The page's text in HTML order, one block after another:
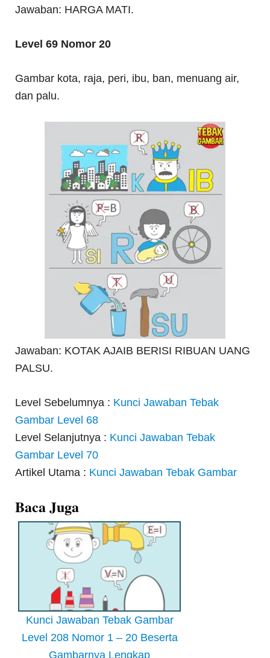
Jawaban: HARGA MATI.
Level 69 Nomor 20
Gambar kota, raja, peri, ibu, ban, menuang air,
dan palu.
Jawaban: KOTAK AJAIB BERISI RIBUAN UANG
PALSU.
Level Sebelumnya : Kunci Jawaban Tebak
Gambar Level 68
Level Selanjutnya : Kunci Jawaban Tebak
Gambar Level 70
Artikel Utama : Kunci Jawaban Tebak Gambar
Baca Juga
Kunci Jawaban Tebak Gambar
Level 208 Nomor 1 – 20 Beserta
Gambarnya Lengkap